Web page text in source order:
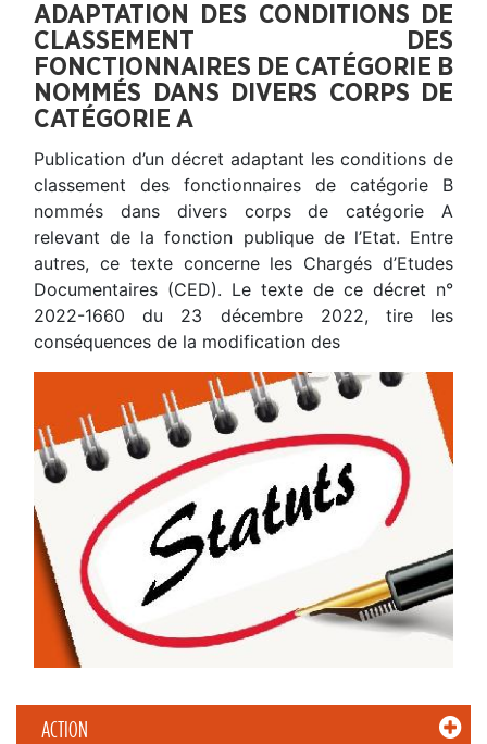
ACTION
ADAPTATION DES CONDITIONS DE
CLASSEMENT DES
FONCTIONNAIRES DE CATÉGORIE B
NOMMÉS DANS DIVERS CORPS DE
CATÉGORIE A
Publication d’un décret adaptant les conditions de
classement des fonctionnaires de catégorie B
nommés dans divers corps de catégorie A
relevant de la fonction publique de l’Etat. Entre
autres, ce texte concerne les Chargés d’Etudes
Documentaires (CED). Le texte de ce décret n°
2022-1660 du 23 décembre 2022, tire les
conséquences de la modification des